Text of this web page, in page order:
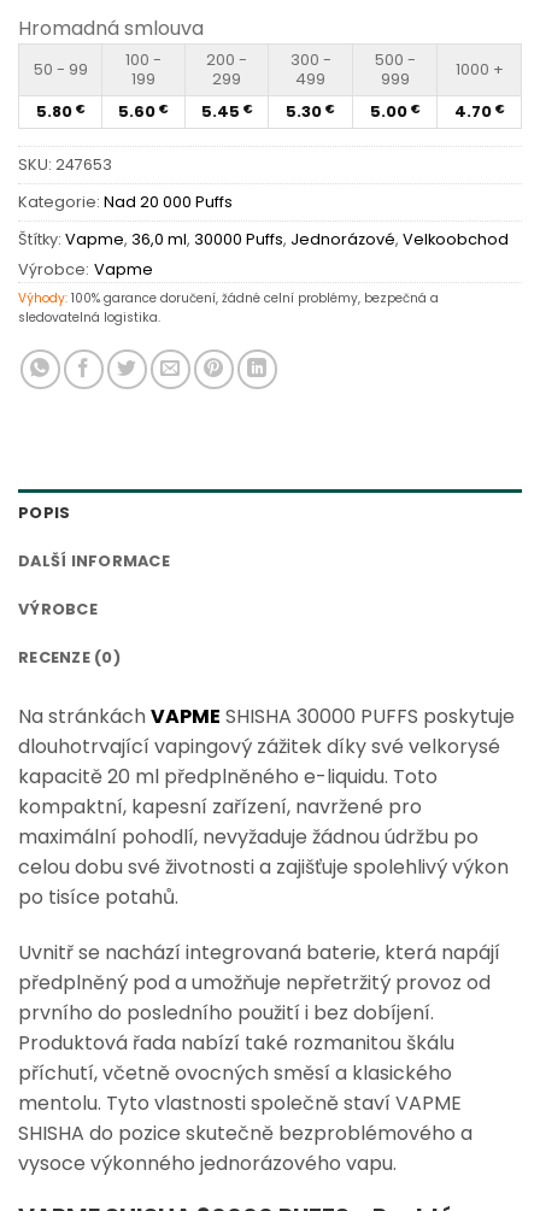
Hromadná smlouva
50 - 99
100 -
199
200 -
299
300 -
499
500 -
999
1000 +
5.80 € 5.60 € 5.45 € 5.30 € 5.00 € 4.70 €
SKU: 247653
Kategorie: Nad 20 000 Puffs
Štítky: Vapme, 36,0 ml, 30000 Puffs, Jednorázové, Velkoobchod
Výrobce: Vapme
Výhody: 100% garance doručení, žádné celní problémy, bezpečná a
sledovatelná logistika.
POPIS
DALŠÍ INFORMACE
VÝROBCE
RECENZE (0)
Na stránkáchVAPME SHISHA 30000 PUFFS poskytuje
dlouhotrvající vapingový zážitek díky své velkorysé
kapacitě 20 ml předplněného e-liquidu. Toto
kompaktní, kapesní zařízení, navržené pro
maximální pohodlí, nevyžaduje žádnou údržbu po
celou dobu své životnosti a zajišťuje spolehlivý výkon
po tisíce potahů.
Uvnitř se nachází integrovaná baterie, která napájí
předplněný pod a umožňuje nepřetržitý provoz od
prvního do posledního použití i bez dobíjení.
Produktová řada nabízí také rozmanitou škálu
příchutí, včetně ovocných směsí a klasického
mentolu. Tyto vlastnosti společně staví VAPME
SHISHA do pozice skutečně bezproblémového a
vysoce výkonného jednorázového vapu.